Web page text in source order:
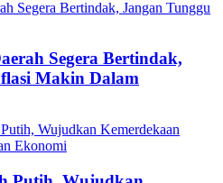
Segera Bertindak,
Makin Dalam